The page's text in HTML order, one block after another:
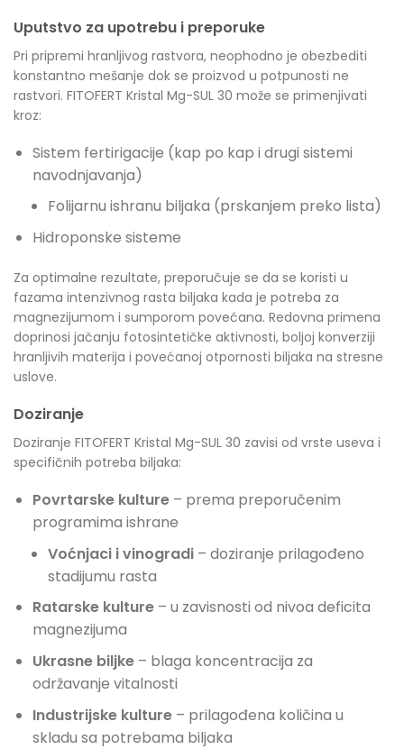
Uputstvo za upotrebu i preporuke
Pri pripremi hranljivog rastvora, neophodno je obezbediti
konstantno mešanje dok se proizvod u potpunosti ne
rastvori. FITOFERT Kristal Mg-SUL 30 može se primenjivati
kroz:
Sistem fertirigacije (kap po kap i drugi sistemi
navodnjavanja)
Folijarnu ishranu biljaka (prskanjem preko lista)
Hidroponske sisteme
Za optimalne rezultate, preporučuje se da se koristi u
fazama intenzivnog rasta biljaka kada je potreba za
magnezijumom i sumporom povećana. Redovna primena
doprinosi jačanju fotosintetičke aktivnosti, boljoj konverziji
hranljivih materija i povećanoj otpornosti biljaka na stresne
uslove.
Doziranje
Doziranje FITOFERT Kristal Mg-SUL 30 zavisi od vrste useva i
specifičnih potreba biljaka:
Povrtarske kulture– prema preporučenim
programima ishrane
Voćnjaci i vinogradi – doziranje prilagođeno
stadijumu rasta
Ratarske kulture– u zavisnosti od nivoa deficita
magnezijuma
Ukrasne biljke– blaga koncentracija za
održavanje vitalnosti
Industrijske kulture– prilagođena količina u
skladu sa potrebama biljaka